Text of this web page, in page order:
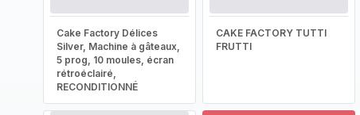
Cake Factory Délices
Silver, Machine à gâteaux,
5 prog, 10 moules, écran
rétroéclairé,
RECONDITIONNÉ
CAKE FACTORY TUTTI
FRUTTI